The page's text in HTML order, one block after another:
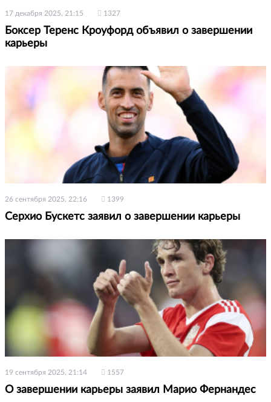
17 декабря 2025, 21:15 1327
Боксер Теренс Кроуфорд объявил о завершении
карьеры
26 сентября 2025, 22:16 1399
Серхио Бускетс заявил о завершении карьеры
19 сентября 2025, 21:14 1557
О завершении карьеры заявил Марио Фернандес